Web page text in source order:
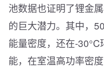
池数据也证明了锂金
的巨大潜力。其中，
能量密度，还在-
能，在室温高功率密